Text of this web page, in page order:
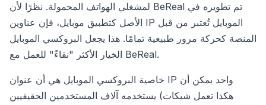
لمشغلي الهواتف المحمولة. نظرًا لأن BeReal تم تطويره في
الأصل كتطبيق موبايل، فإن عناوين IP الموبايل تُعتبر من قبل
المنصة كحركة مرور طبيعية تمامًا. هذا يجعل البروكسي الموبايل
الخيار الأكثر "نقاءً" للعمل مع BeReal.
خاصية البروكسي الموبايل هي أن عنوان IP واحد يمكن أن
يستخدمه آلاف المستخدمين الحقيقيين (هكذا تعمل شبكات